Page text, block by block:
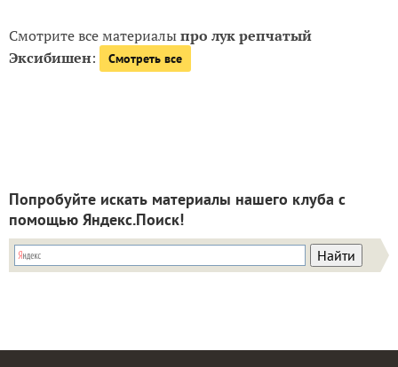
Смотрите все материалыпро лук репчатый
Эксибишен: Смотреть все
Попробуйте искать материалы нашего клуба с
помощью Яндекс.Поиск!